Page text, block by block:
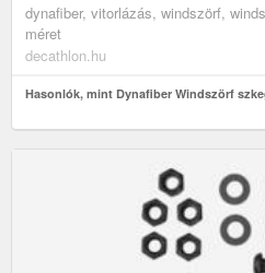
dynafiber, vitorlázás, windszörf,
méret
decathlon.hu
Hasonlók, mint Dynafiber Windszörf